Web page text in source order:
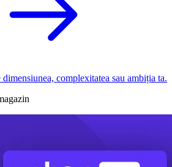
complexitatea sau ambiția ta.